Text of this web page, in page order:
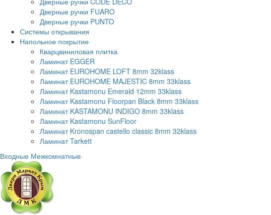
Дверные ручки FUARO
Дверные ручки PUNTO
Системы открывания
Напольное покрытие
Кварцвиниловая плитка
Ламинат EGGER
Ламинат EUROHOME LOFT 8mm 32klass
Ламинат EUROHOME MAJESTIC 8mm 33klass
Ламинат Kastamonu Emerald 12mm 33klass
Ламинат Kastamonu Floorpan Black 8mm 33klass
Ламинат KASTAMONU INDIGO 8mm 33klass
Ламинат Kastamonu SunFloor
Ламинат Kronospan castello classic 8mm 32klass
Ламинат Tarkett
Входные Межкомнатные